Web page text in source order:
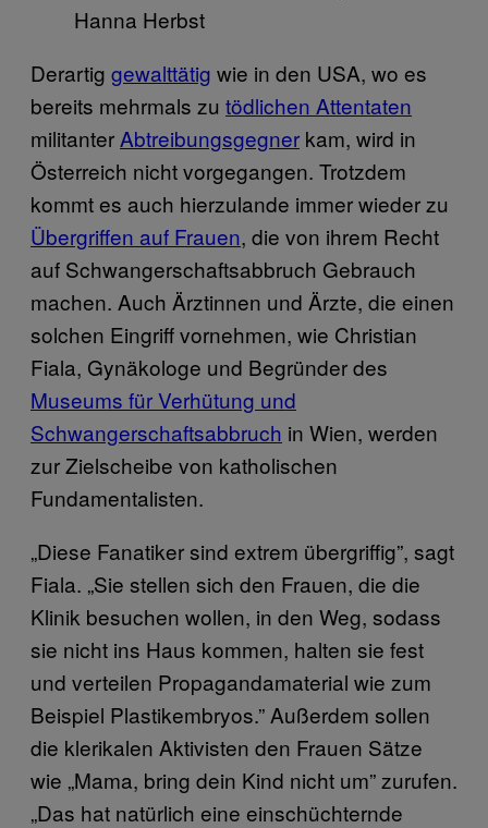
Hanna Herbst
Derartig gewalttätig wie in den USA, wo es
bereits mehrmals zu tödlichen Attentaten
militanter Abtreibungsgegner kam, wird in
Österreich nicht vorgegangen. Trotzdem
kommt es auch hierzulande immer wieder zu
Übergriffen auf Frauen, die von ihrem Recht
auf Schwangerschaftsabbruch Gebrauch
machen. Auch Ärztinnen und Ärzte, die einen
solchen Eingriff vornehmen, wie Christian
Fiala, Gynäkologe und Begründer des
Museums für Verhütung und
Schwangerschaftsabbruch in Wien, werden
zur Zielscheibe von katholischen
Fundamentalisten.
„Diese Fanatiker sind extrem übergriffig”, sagt
Fiala. „Sie stellen sich den Frauen, die die
Klinik besuchen wollen, in den Weg, sodass
sie nicht ins Haus kommen, halten sie fest
und verteilen Propagandamaterial wie zum
Beispiel Plastikembryos.” Außerdem sollen
die klerikalen Aktivisten den Frauen Sätze
wie „Mama, bring dein Kind nicht um” zurufen.
„Das hat natürlich eine einschüchternde